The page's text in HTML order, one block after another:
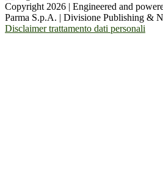
Copyright 2026 | Engineered and
Parma S.p.A. | Divisione Publishing &
Disclaimer trattamento dati personali